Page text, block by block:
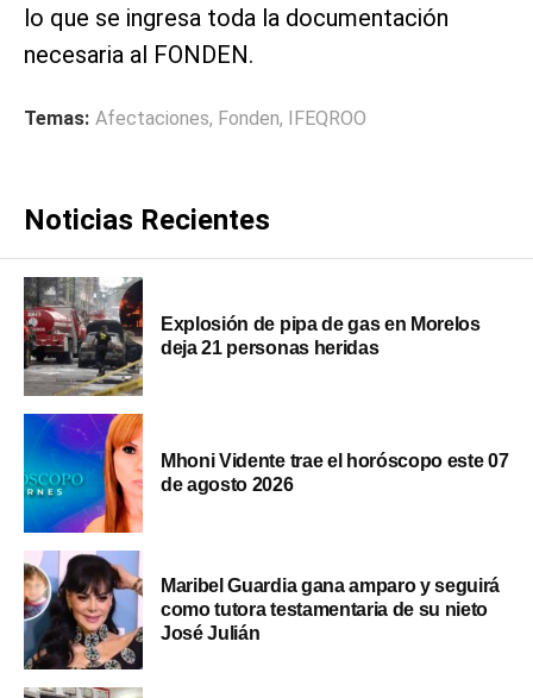
lo que se ingresa toda la documentación
necesaria al FONDEN.
Temas: Afectaciones, Fonden, IFEQROO
Noticias Recientes
Explosión de pipa de gas en Morelos
deja 21 personas heridas
Mhoni Vidente trae el horóscopo este 07
de agosto 2026
Maribel Guardia gana amparo y seguirá
como tutora testamentaria de su nieto
José Julián